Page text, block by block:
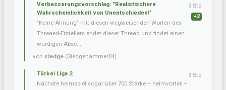
Verbesserungsvorschlag: "Realistischere
Wahrscheinlichkeit von Unentschieden!"
"Keine Ahnung" mit diesen wegweisenden Worten des
Threaed-Erstellers endet dieser Thread und findet einen
würdigen Absc...
von sledge (Sledgehammer04)
3 Std
+2
Türkei Liga 2
Nächste heimspiel sogar über 700 Stärke + heimvorteil +
3 Std